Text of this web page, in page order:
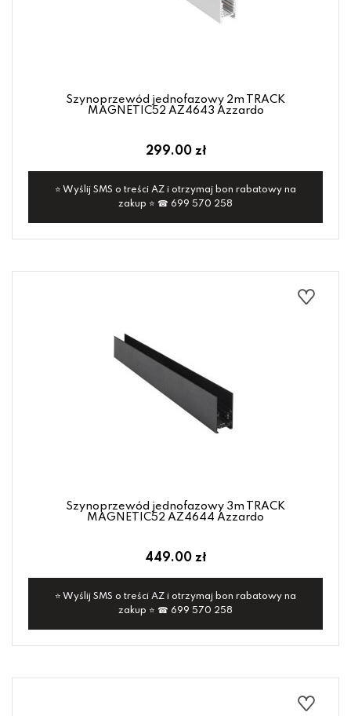
Szynoprzewód jednofazowy 2m TRACK
MAGNETIC52 AZ4643 Azzardo
299.00 zł
⭐ Wyślij SMS o treści AZ i otrzymaj bon rabatowy na
zakup ⭐ ☎ 699 570 258
Szynoprzewód jednofazowy 3m TRACK
MAGNETIC52 AZ4644 Azzardo
449.00 zł
⭐ Wyślij SMS o treści AZ i otrzymaj bon rabatowy na
zakup ⭐ ☎ 699 570 258